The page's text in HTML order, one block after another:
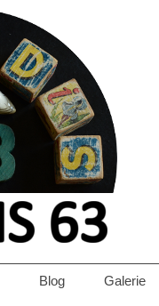
Blog Galerie